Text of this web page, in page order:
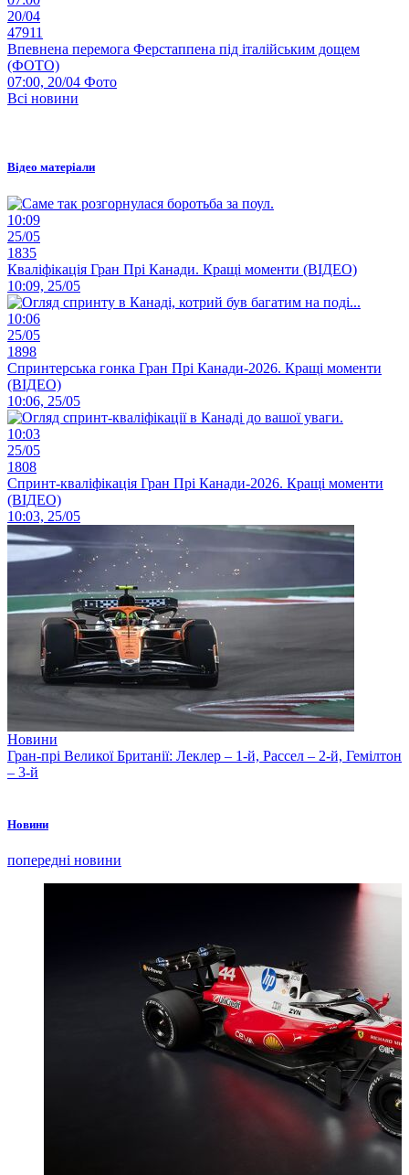
20/04
47911
Впевнена перемога Ферстаппена під італійським дощем
(ФОТО)
07:00, 20/04 Фото
Всі новини
Відео матеріали
10:09
25/05
1835
Кваліфікація Гран Прі Канади. Кращі моменти (ВІДЕО)
10:09, 25/05
10:06
25/05
1898
Спринтерська гонка Гран Прі Канади-2026. Кращі моменти
(ВІДЕО)
10:06, 25/05
10:03
25/05
1808
Спринт-кваліфікація Гран Прі Канади-2026. Кращі моменти
(ВІДЕО)
10:03, 25/05
Новини
Гран-прі Великої Британії: Леклер – 1-й, Рассел – 2-й, Гемілтон
– 3-й
Новини
попередні новини